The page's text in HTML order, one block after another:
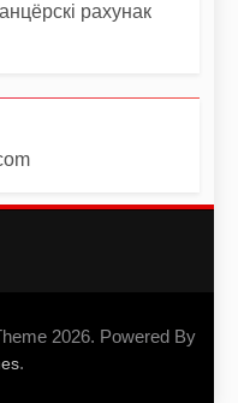
рахунак
2026. Powered By
.